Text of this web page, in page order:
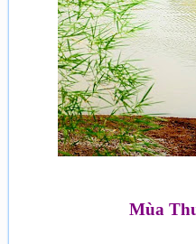
Mùa